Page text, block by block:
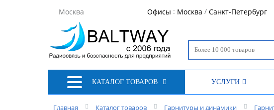
Москва Офисы : Москва / Санкт-Петербург
КАТАЛОГ ТОВАРОВ УСЛУГИ
Главная Каталог товаров Гарнитуры и динамики